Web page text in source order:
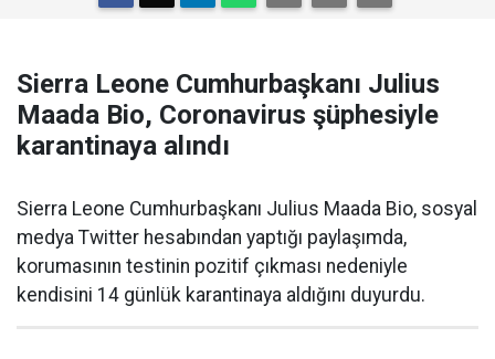
Sierra Leone Cumhurbaşkanı Julius
Maada Bio, Coronavirus şüphesiyle
karantinaya alındı
Sierra Leone Cumhurbaşkanı Julius Maada Bio, sosyal
medya Twitter hesabından yaptığı paylaşımda,
korumasının testinin pozitif çıkması nedeniyle
kendisini 14 günlük karantinaya aldığını duyurdu.